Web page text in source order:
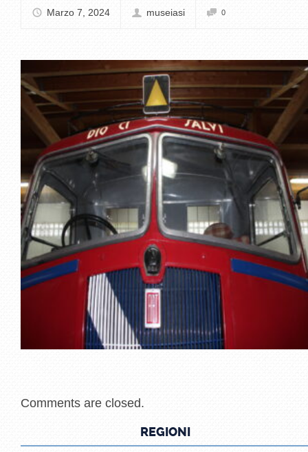
Marzo 7, 2024 museiasi 0
Comments are closed.
REGIONI